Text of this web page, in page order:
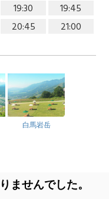
19:30
19:45
20:45 21:00
白馬岩岳